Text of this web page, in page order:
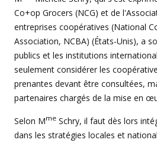
Co+op Grocers (NCG) et de
entreprises coopératives (National
Association, NCBA) (États-Unis), a
publics et les institutions
seulement considérer les
prenantes devant être consultées,
partenaires chargés de la mise en
Selon Mme Schry, il faut dès lors
dans les stratégies locales et